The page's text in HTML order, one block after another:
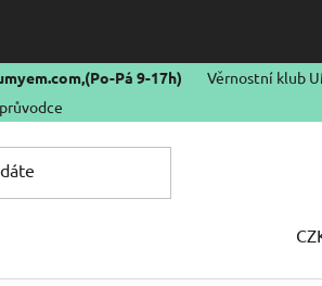
,(Po-Pá 9-17h) Věrnostní klub